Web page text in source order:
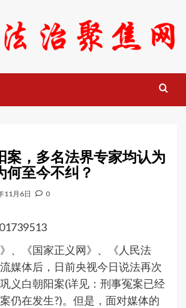
案，多名法界专家均认为
何至今不纠？
11月6日 0
、《国家正义网》、《人民法
媒体后，日前央视今日说法再次
义白朝阳案(详见：刑事冤案已经
仍在发生?)。但是，面对媒体的